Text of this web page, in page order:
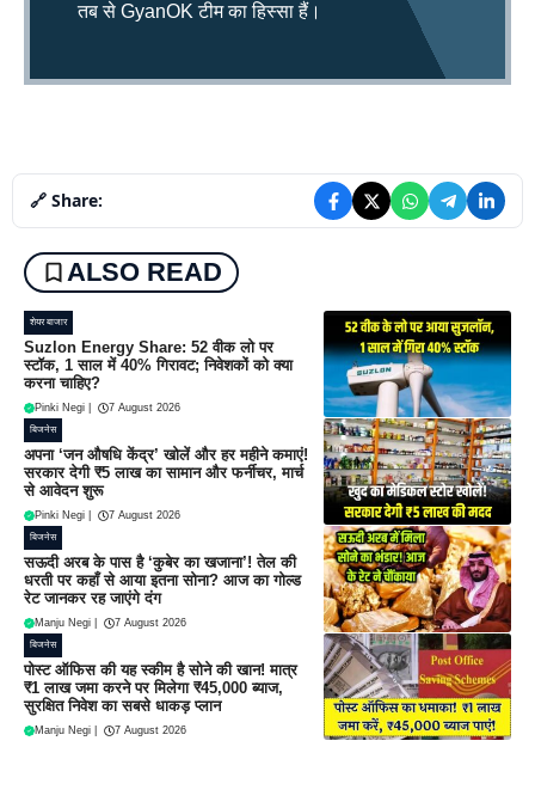
तब से GyanOK टीम का हिस्सा हैं।
🔗 Share:
ALSO READ
शेयर बाजार
Suzlon Energy Share: 52 वीक लो पर
स्टॉक, 1 साल में 40% गिरावट; निवेशकों को क्या
करना चाहिए?
Pinki Negi 7 August 2026
बिजनेस
अपना ‘जन औषधि केंद्र’ खोलें और हर महीने कमाएं!
सरकार देगी ₹5 लाख का सामान और फर्नीचर, मार्च
से आवेदन शुरू
Pinki Negi 7 August 2026
बिजनेस
सऊदी अरब के पास है ‘कुबेर का खजाना’! तेल की
धरती पर कहाँ से आया इतना सोना? आज का गोल्ड
रेट जानकर रह जाएंगे दंग
Manju Negi 7 August 2026
बिजनेस
पोस्ट ऑफिस की यह स्कीम है सोने की खान! मात्र
₹1 लाख जमा करने पर मिलेगा ₹45,000 ब्याज,
सुरक्षित निवेश का सबसे धाकड़ प्लान
Manju Negi 7 August 2026